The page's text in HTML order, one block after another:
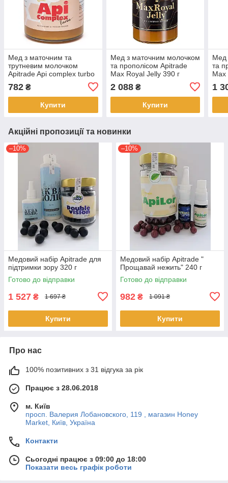
Мед з маточним та
трутневим молочком
Apitrade Api complex turbo
782 ₴
Купити
Мед з маточним молочком
та прополісом Apitrade
Max Royal Jelly 390 г
2 088₴
Купити
Мед
та
Max
1
Акційні пропозиції та новинки
–10%
Медовий набір Apitrade для
підтримки зору 320 г
Готово до відправки
1 527 ₴ 1 697 ₴
Купити
–10%
Медовий набір Apitrade "
Прощавай нежить" 240 г
Готово до відправки
982 ₴ 1 091 ₴
Купити
Про нас
100% позитивних з 31 відгука за рік
Працює з 28.06.2018
м. Київ
просп. Валерия Лобановского, 119 , магазин Honey
Market, Київ, Україна
Контакти
Сьогодні працює з 09:00 до 18:00
Показати весь графік роботи